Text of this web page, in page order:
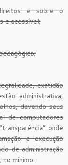
e sobre o
e acessível;
exatidão
administrativa,
devendo seus
de computadores
onde
e execução
de administração
mínimo: